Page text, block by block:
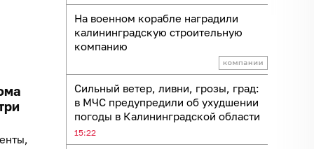
На военном корабле наградили
калининградскую строительную
компанию
Сильный ветер, ливни, грозы, град:
в МЧС предупредили об ухудшении
погоды в Калининградской области
15:22